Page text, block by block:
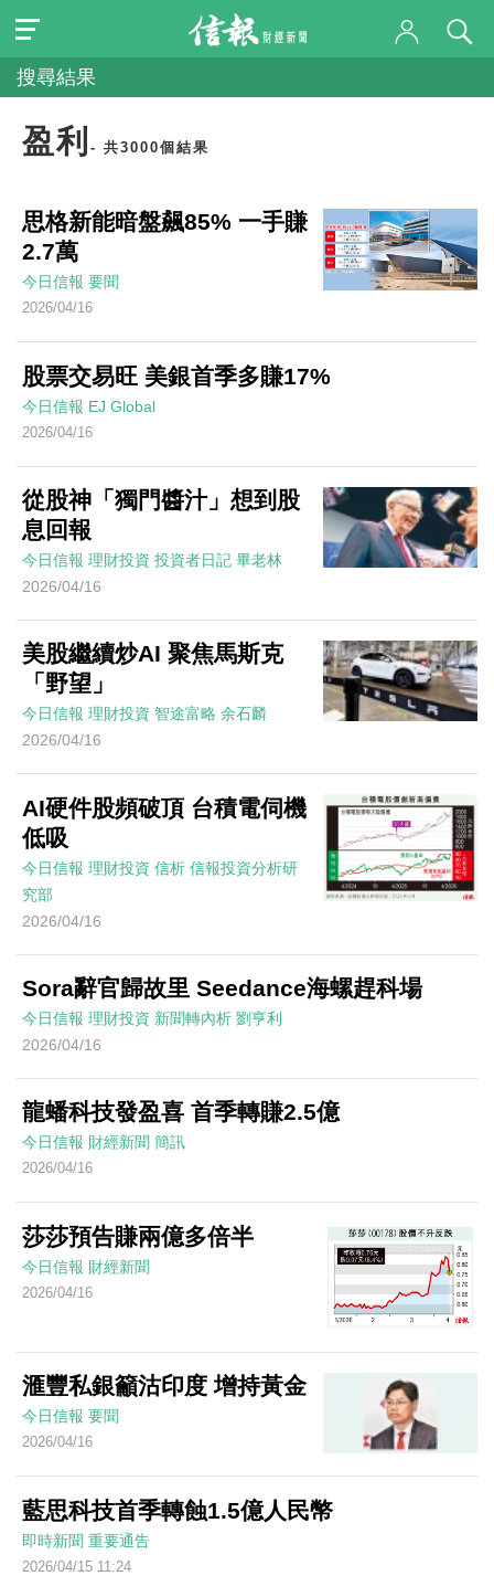
搜尋結果
盈利 - 共3000個結果
思格新能暗盤飆85% 一手賺
2.7萬
今日信報 要聞
2026/04/16
股票交易旺 美銀首季多賺17%
今日信報 EJ Global
2026/04/16
從股神「獨門醬汁」想到股
息回報
今日信報 理財投資 投資者日記 畢老林
2026/04/16
美股繼續炒AI 聚焦馬斯克
「野望」
今日信報 理財投資 智途富略 余石麟
2026/04/16
AI硬件股頻破頂 台積電伺機
低吸
今日信報 理財投資 信析 信報投資分析研
究部
2026/04/16
Sora辭官歸故里 Seedance海螺趕科場
今日信報 理財投資 新聞轉內析 劉亨利
2026/04/16
龍蟠科技發盈喜 首季轉賺2.5億
今日信報 財經新聞 簡訊
2026/04/16
莎莎預告賺兩億多倍半
今日信報 財經新聞
2026/04/16
滙豐私銀籲沽印度 增持黃金
今日信報 要聞
2026/04/16
藍思科技首季轉蝕1.5億人民幣
即時新聞 重要通告
2026/04/15 11:24